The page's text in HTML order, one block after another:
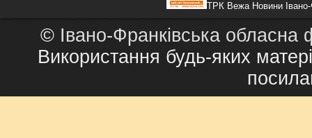
ТРК Вежа Новини Івано-
© Івано-Франківська обласна
Використання будь-яких